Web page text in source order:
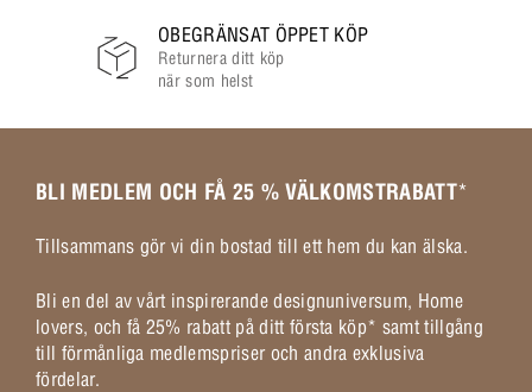
OBEGRÄNSAT ÖPPET KÖP
Returnera ditt köp
när som helst
BLI MEDLEM OCH FÅ 25 % VÄLKOMSTRABATT*
Tillsammans gör vi din bostad till ett hem du kan älska.
Bli en del av vårt inspirerande designuniversum, Home
lovers, och få 25% rabatt på ditt första köp* samt tillgång
till förmånliga medlemspriser och andra exklusiva
fördelar.